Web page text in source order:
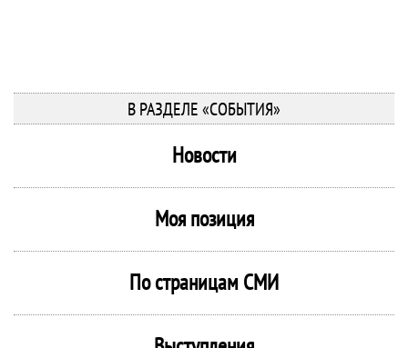
В РАЗДЕЛЕ «СОБЫТИЯ»
Новости
Моя позиция
По страницам СМИ